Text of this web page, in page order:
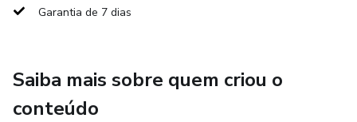
Garantia de 7 dias
Saiba mais sobre quem criou o
conteúdo